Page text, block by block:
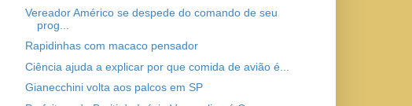
Vereador Américo se despede do comando de seu
prog...
Rapidinhas com macaco pensador
Ciência ajuda a explicar por que comida de avião é...
Gianecchini volta aos palcos em SP